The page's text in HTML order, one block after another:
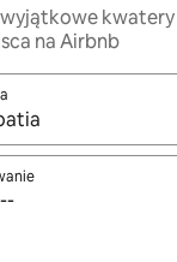
na Airbnb
będą dostępne,